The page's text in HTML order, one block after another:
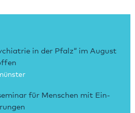
in der Pfalz“ im August
für Menschen mit Ein-